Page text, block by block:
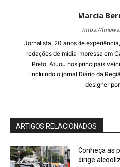
Marcia
https://
Jornalista, 20 anos de
redações de mídia impressa em
Preto. Atuou nos principais
incluindo o jornal Diário da
designer
ARTIGOS RELACIONADOS
Conheça as
dirige